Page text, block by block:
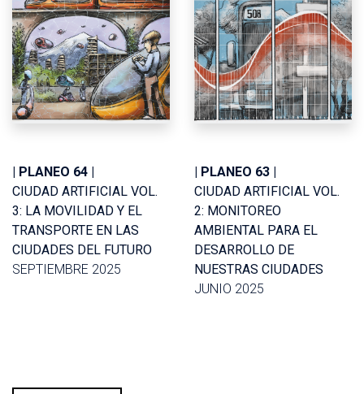
| PLANEO 64 |
CIUDAD ARTIFICIAL VOL.
3: LA MOVILIDAD Y EL
TRANSPORTE EN LAS
CIUDADES DEL FUTURO
SEPTIEMBRE 2025
| PLANEO 63 |
CIUDAD ARTIFICIAL VOL.
2: MONITOREO
AMBIENTAL PARA EL
DESARROLLO DE
NUESTRAS CIUDADES
JUNIO 2025